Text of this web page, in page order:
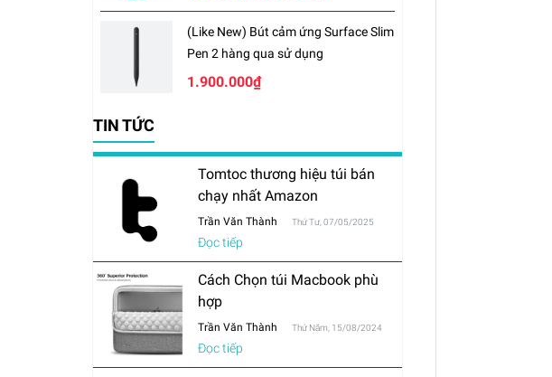
(Like New) Bút cảm ứng Surface Slim
Pen 2 hàng qua sử dụng
1.900.000₫
TIN TỨC
Tomtoc thương hiệu túi bán
chạy nhất Amazon
Trần Văn Thành Thứ Tư, 07/05/2025
Đọc tiếp
Cách Chọn túi Macbook phù
hợp
Trần Văn Thành Thứ Năm, 15/08/2024
Đọc tiếp